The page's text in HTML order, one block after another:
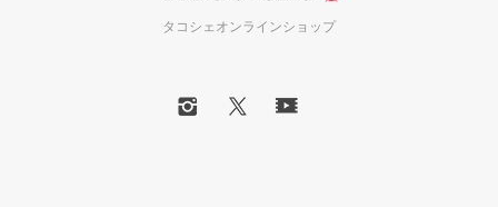
タコシェオンラインショップ